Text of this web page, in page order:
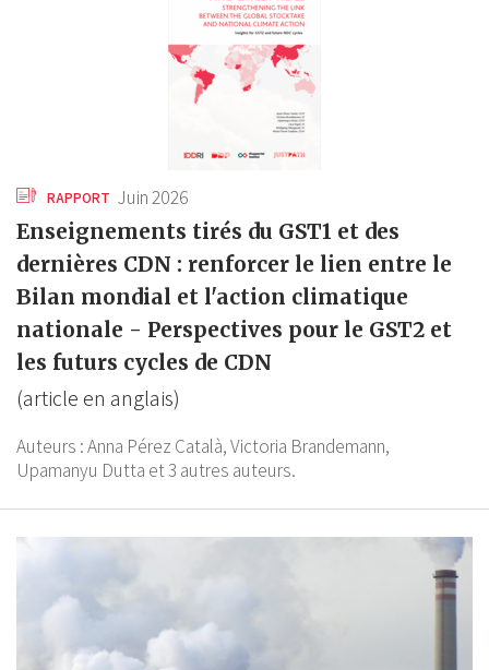
RAPPORT Juin 2026
Enseignements tirés du GST1 et des
dernières CDN : renforcer le lien entre le
Bilan mondial et l'action climatique
nationale - Perspectives pour le GST2 et
les futurs cycles de CDN
(article en anglais)
Auteurs :Anna Pérez Català,Victoria Brandemann,
Upamanyu Dutta et 3 autres auteurs.